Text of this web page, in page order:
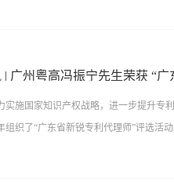
欢迎，并向各位来访同行介绍了我司的
表示希望通过此次来访来增进沟通交流
束。未来，粤高将继续加强与各大同行
| 广州粤高冯振宁先生荣获 “
实施国家知识产权战略，进一步提升专
组织了“广东省新锐专利代理师”评选活